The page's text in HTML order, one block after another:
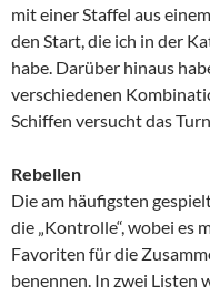
mit einer Staffel aus
den Start, die ich in der
habe. Darüber hinaus
verschiedenen
Schiffen versucht das
Rebellen
Die am häufigsten
die „Kontrolle“, wobei es
Favoriten für die
benennen. In zwei Listen